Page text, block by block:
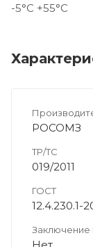
-5°C +55°C
РОСОМЗ
ТР/ТС
019/2011
ГОСТ
12.4.230.1-